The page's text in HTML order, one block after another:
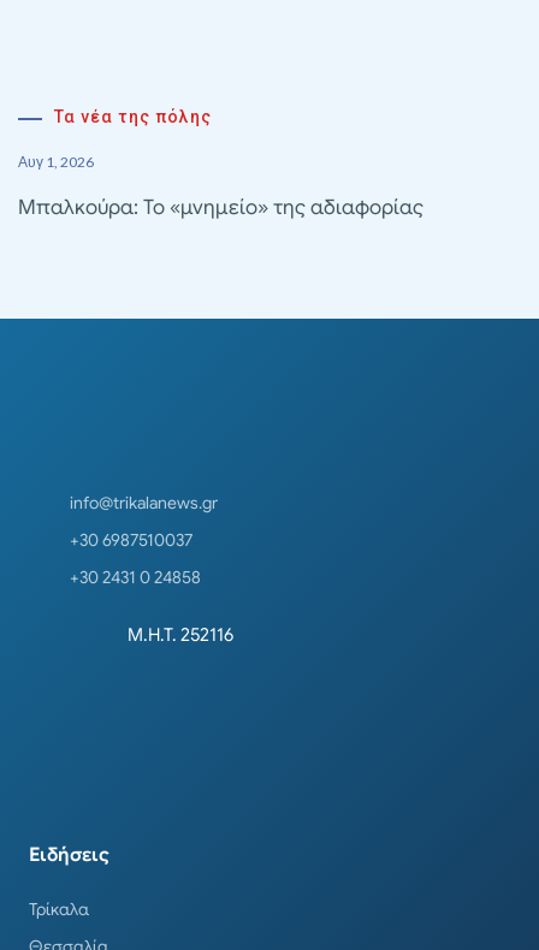
Τα νέα της πόλης
Αυγ 1, 2026
Μπαλκούρα: Το «μνημείο» της αδιαφορίας
info@trikalanews.gr
+30 6987510037
+30 2431 0 24858
Μ.Η.Τ. 252116
Ειδήσεις
Τρίκαλα